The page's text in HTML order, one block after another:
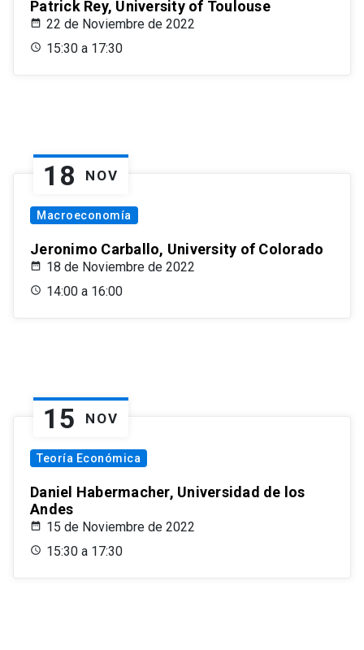
Patrick Rey, University of Toulouse
22 de Noviembre de 2022
15:30 a 17:30
18 NOV
Macroeconomía
Jeronimo Carballo, University of Colorado
18 de Noviembre de 2022
14:00 a 16:00
15 NOV
Teoría Económica
Daniel Habermacher, Universidad de los
Andes
15 de Noviembre de 2022
15:30 a 17:30